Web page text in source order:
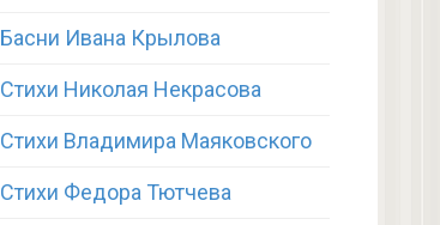
Басни Ивана Крылова
Стихи Николая Некрасова
Стихи Владимира Маяковского
Стихи Федора Тютчева